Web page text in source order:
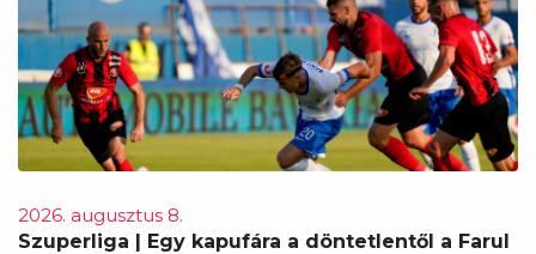
2026. augusztus 8.
Szuperliga | Egy kapufára a döntetlentől a Farul